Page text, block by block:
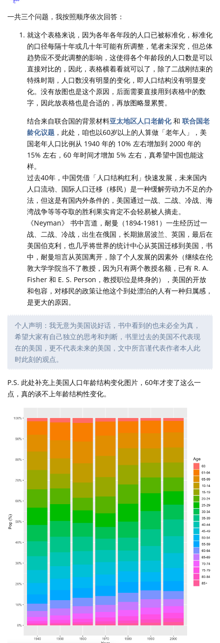
一共三个问题，我按照顺序依次回答：
就这个表格来说，因为各年各年段的人口已被标准化，标准化
的口径每隔十年或几十年可能有所调整，笔者未深究，但总体
趋势应不受此调整的影响，这使得各个年龄段的人口数是可以
直接对比的，因此，表格横着看就可以了，除了二战刚结束的
特殊时期，人口数没有明显的变化，即人口结构没有明显变
化。没有放图也是这个原因，后面需要直接用到表格中的数
字，因此放表格也是合适的，再放图略显累赘。
结合来自联合国的背景材料亚太地区人口老龄化和 联合国老
龄化议题 ，此处，咱也以60岁以上的人算做「老年人」，美
国老年人口比例从 1940 年的 10% 左右增加到 2000 年的
15% 左右，60 年时间才增加 5% 左右，真希望中国也能这
样。
过去40年，中国凭借「人口结构红利」快速发展，未来国内
人口流动、国际人口迁移（移民）是一种缓解劳动力不足的办
法，但这是有国内外条件的，美国通过一战、二战、冷战、海
湾战争等等夺取的胜利果实肯定不会轻易被人摘走。
《Neyman》 书中言道，耐曼（1894-1981）一生经历过一
战、二战、冷战，出生在俄国，长期旅居波兰、英国，最后在
美国伯克利，也几乎将世界的统计中心从英国迁移到美国，书
中，耐曼坦言从英国离开，除了个人发展的因素外（继续在伦
敦大学学院当不了教授，因为只有两个教授名额，已有 R. A.
Fisher 和 E. S. Person，教授职位是终身的），美国的开放
和包容，对移民的政策让他这个到处漂泊的人有一种归属感，
是更大的原因。
个人声明：我无意为美国说好话，书中看到的也未必全为真，
希望大家有自己独立的思考和判断，书里过去的美国不代表现
在的美国，更不代表未来的美国，文中所言谨代表作者本人此
时此刻的观点。
P.S. 此处补充上美国人口年龄结构变化图片，60年才变了这么一
点，真的谈不上年龄结构性变化。